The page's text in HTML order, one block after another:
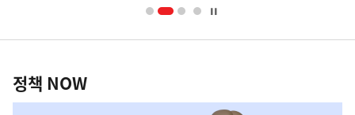
영
책
NOW,
정책 NOW